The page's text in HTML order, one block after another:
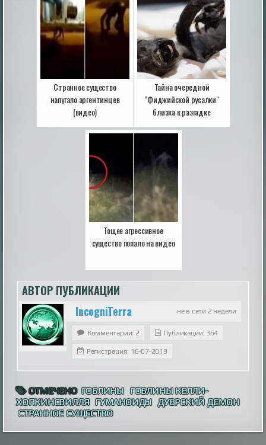
Странное существо
напугало аргентинцев
(видео)
Тайна очередной
"Фиджийской русалки"
близка к разгадке
Тощее агрессивное
существо попало на видео
АВТОР ПУБЛИКАЦИИ
не в сети 2 недели
IncogniTerra
Комментарии: 2 Публикации: 364
Регистрация: 16-07-2019
ОТМЕЧЕНО ГОБЛИНЫ ГОБЛИНЫ КЕЛЛИ-
ХОПКИНСВИЛЛЯ ГУМАНОИДЫ ДУВРСКИЙ ДЕМОН
СТРАННОЕ СУЩЕСТВО